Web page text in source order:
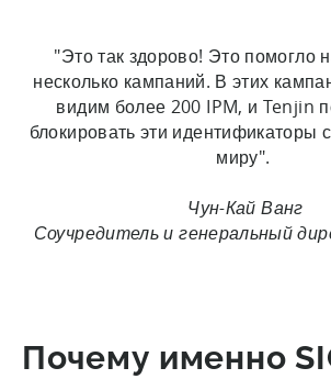
"Это так здорово! Это помогло
несколько кампаний. В этих
видим более 200 IPM, и Tenjin
блокировать эти идентификаторы
миру".
Чун-Кай Ванг
Соучредитель и генеральный
Почему именно